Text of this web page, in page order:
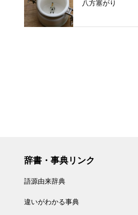
八方塞がり
辞書・事典リンク
語源由来辞典
違いがわかる事典